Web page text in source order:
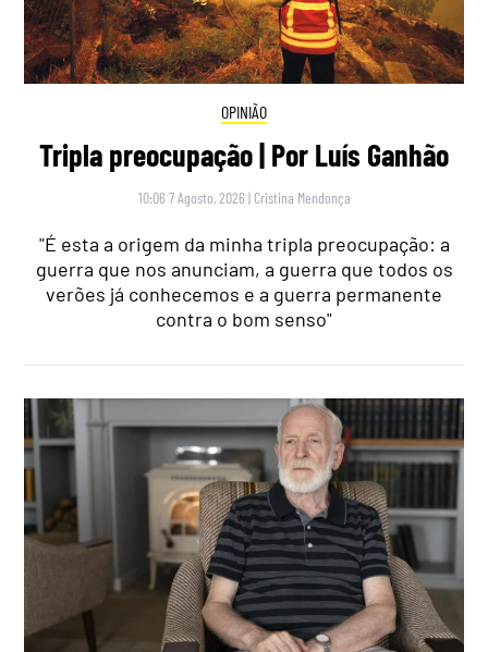
OPINIÃO
Tripla preocupação | Por Luís Ganhão
10:06 7 Agosto, 2026 | Cristina Mendonça
"É esta a origem da minha tripla preocupação: a
guerra que nos anunciam, a guerra que todos os
verões já conhecemos e a guerra permanente
contra o bom senso"